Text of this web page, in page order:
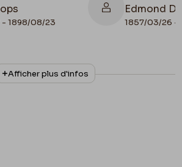
1898/08/23
Edmond
1857/03/26 -
Collationnage
Autographe
Afficher plus d'infos